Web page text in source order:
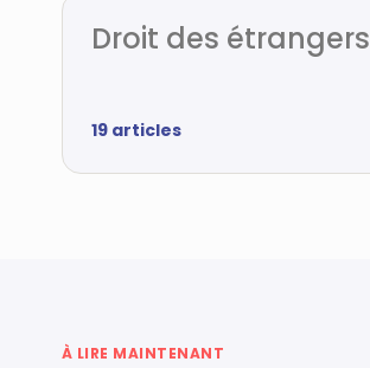
Droit des étrangers
19 articles
À LIRE MAINTENANT